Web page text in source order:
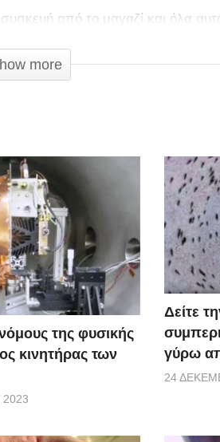
από το μαγαζί και όλα
more
της φυσικής
κινητήρας των
Δείτε
γύρω
24